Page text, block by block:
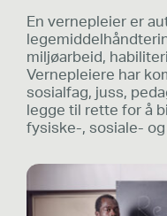
En vernepleier er
miljøarbeid,
Vernepleiere har
sosialfag, juss,
legge til rette for å
fysiske-, sosiale-